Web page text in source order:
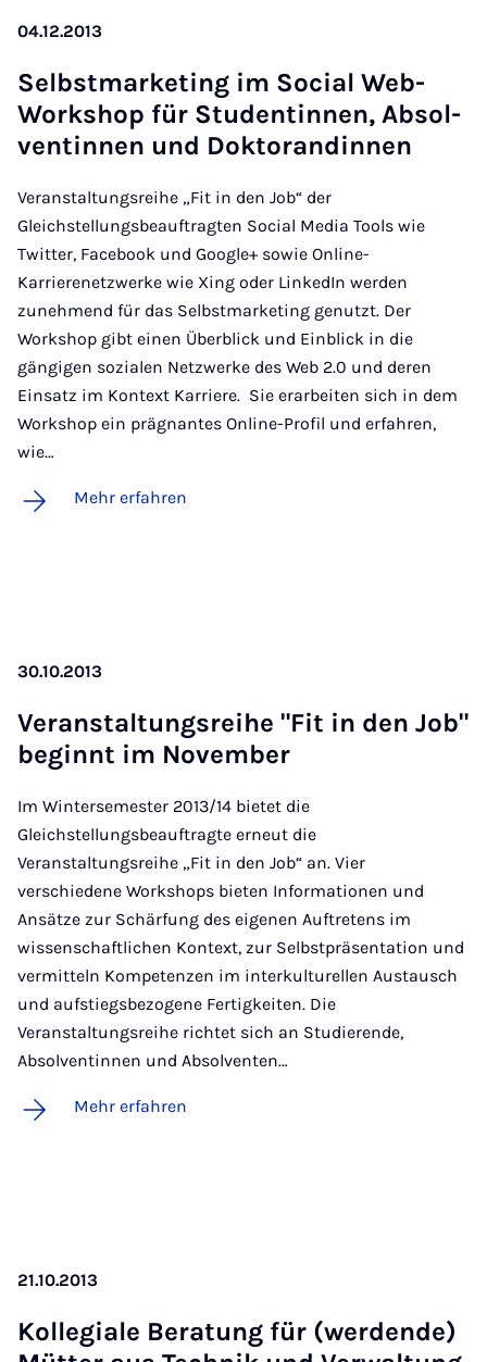
04.12.2013
Selbst­mar­ke­ting im So­ci­al Web-
Work­shop für Stu­den­tin­nen, Ab­sol­
ven­tin­nen und Dok­to­ran­din­nen
Veranstaltungsreihe „Fit in den Job“ der
Gleichstellungsbeauftragten Social Media Tools wie
Twitter, Facebook und Google+ sowie Online-
Karrierenetzwerke wie Xing oder LinkedIn werden
zunehmend für das Selbstmarketing genutzt. Der
Workshop gibt einen Überblick und Einblick in die
gängigen sozialen Netzwerke des Web 2.0 und deren
Einsatz im Kontext Karriere. Sie erarbeiten sich in dem
Workshop ein prägnantes Online-Profil und erfahren,
wie…
Mehr erfahren
30.10.2013
Ver­an­stal­tungs­rei­he "Fit in den Job"
be­ginnt im No­vem­ber
Im Wintersemester 2013/14 bietet die
Gleichstellungsbeauftragte erneut die
Veranstaltungsreihe „Fit in den Job“ an. Vier
verschiedene Workshops bieten Informationen und
Ansätze zur Schärfung des eigenen Auftretens im
wissenschaftlichen Kontext, zur Selbstpräsentation und
vermitteln Kompetenzen im interkulturellen Austausch
und aufstiegsbezogene Fertigkeiten. Die
Veranstaltungsreihe richtet sich an Studierende,
Absolventinnen und Absolventen…
Mehr erfahren
21.10.2013
Kol­le­gi­a­le Be­ra­tung für (wer­den­de)